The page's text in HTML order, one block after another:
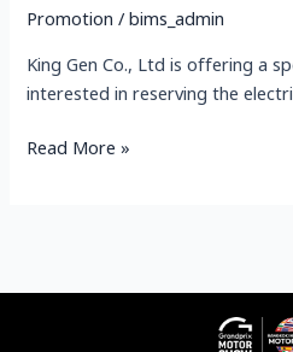
Promotion /bims_admin
King Gen Co., Ltd is offering a
interested in reserving the
Read More »